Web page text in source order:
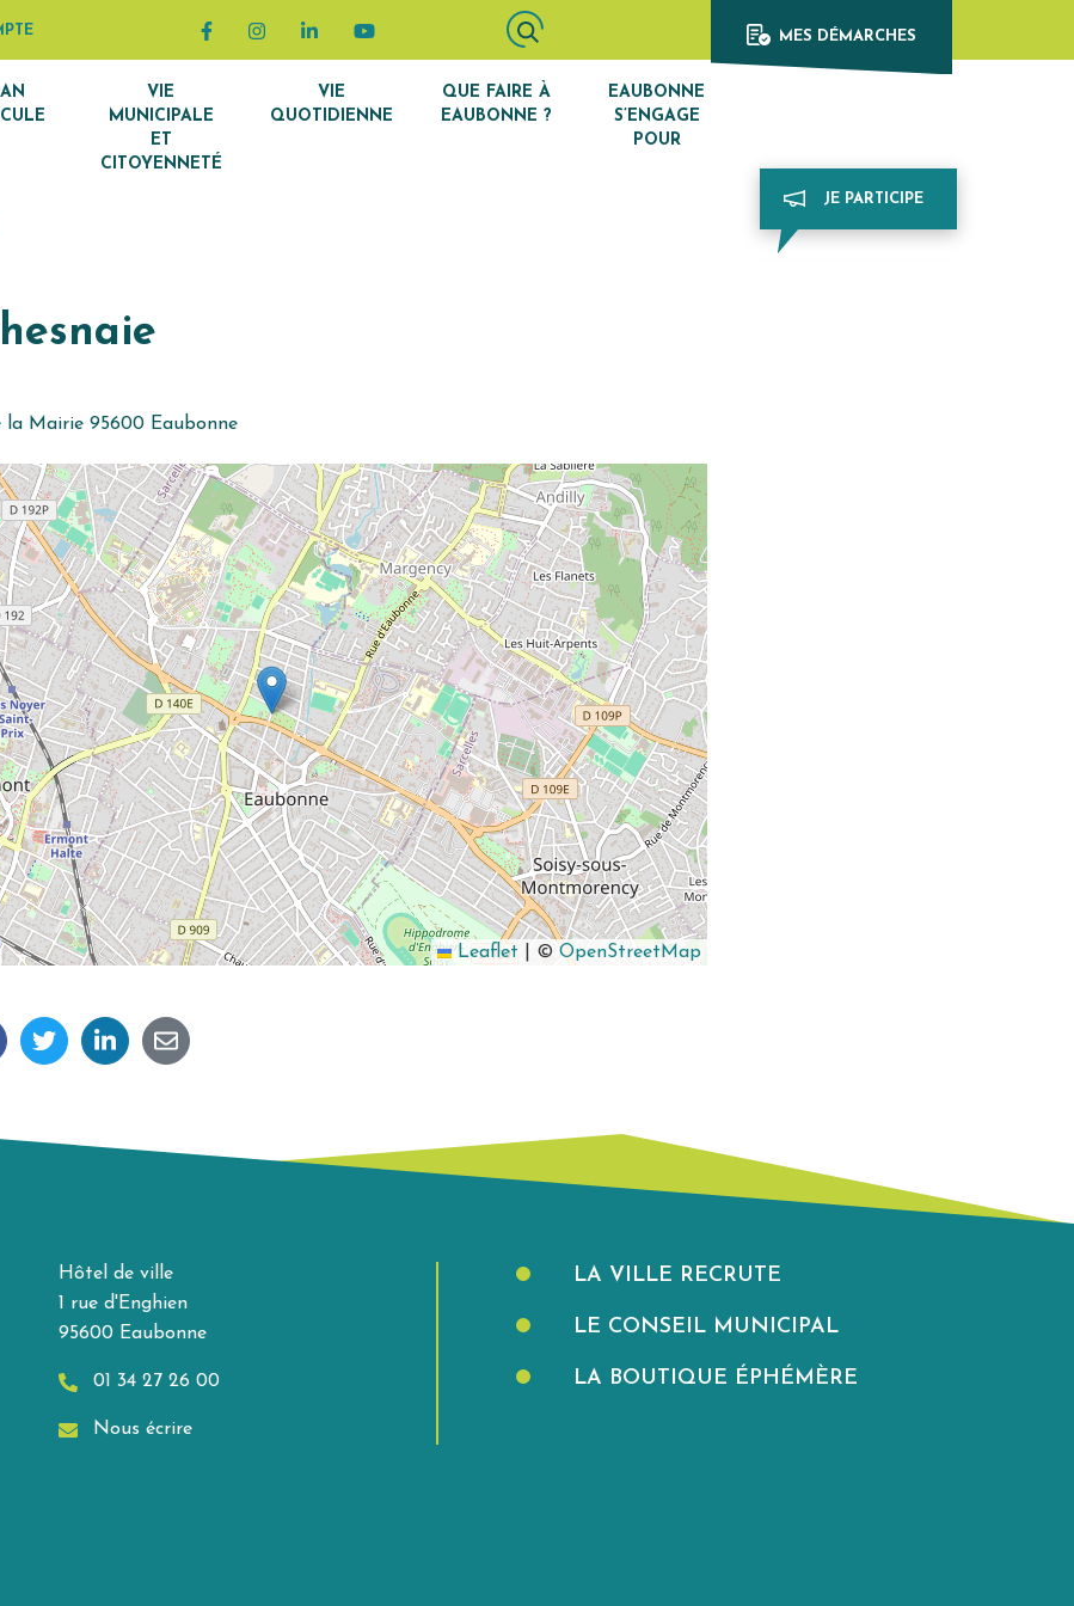
Lien vers le compte Facebook
Lien vers le compte Instagram
Lien vers le compte Linkedin
Lien vers la chaîne YoutubeAfficher la recherche
MES DÉMARCHES
VIE
MUNICIPALE
ET
CITOYENNETÉ
VIE
QUOTIDIENNE
QUE FAIRE À
EAUBONNE ?
EAUBONNE
S’ENGAGE
POUR
JE PARTICIPE
la Mairie 95600 Eaubonne
Leaflet © OpenStreetMap
Hôtel de ville
1 rue d'Enghien
95600 Eaubonne
01 34 27 26 00
Nous écrire
LA VILLE RECRUTE
LE CONSEIL MUNICIPAL
LA BOUTIQUE ÉPHÉMÈRE